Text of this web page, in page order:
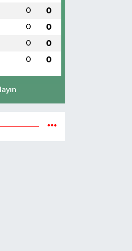
0 0
0 0
0 0
0 0